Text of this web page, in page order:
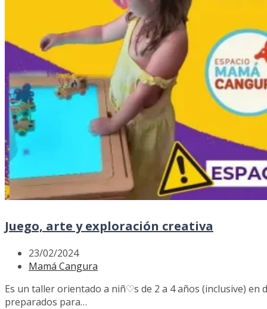
Juego, arte y exploración creativa
23/02/2024
Mamá Cangura
Es un taller orientado a niñ♡s de 2 a 4 años (inclusive)
preparados para…